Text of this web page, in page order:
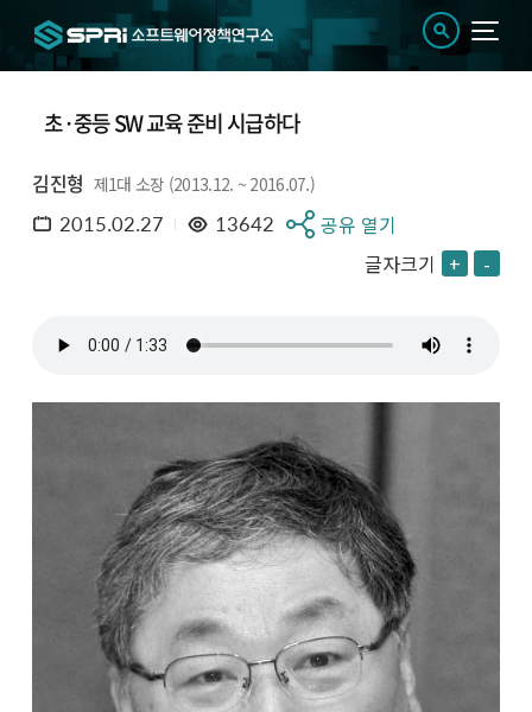
초·중등 SW 교육 준비 시급하다
김진형 제1대 소장 (2013.12. ~ 2016.07.)
2015.02.27 13642
공유 열기
글자크기 + -